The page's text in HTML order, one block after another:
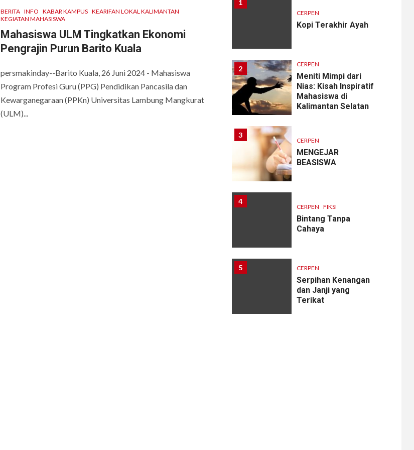
BERITA INFO KABAR KAMPUS KEARIFAN LOKAL KALIMANTAN
KEGIATAN MAHASISWA
Mahasiswa ULM Tingkatkan Ekonomi
Pengrajin Purun Barito Kuala
persmakinday--Barito Kuala, 26 Juni 2024 - Mahasiswa
Program Profesi Guru (PPG) Pendidikan Pancasila dan
Kewarganegaraan (PPKn) Universitas Lambung Mangkurat
(ULM)...
1
CERPEN
Kopi Terakhir Ayah
2 CERPEN
Meniti Mimpi dari
Nias: Kisah Inspiratif
Mahasiswa di
Kalimantan Selatan
3
CERPEN
MENGEJAR
BEASISWA
4
CERPEN FIKSI
Bintang Tanpa
Cahaya
5 CERPEN
Serpihan Kenangan
dan Janji yang
Terikat